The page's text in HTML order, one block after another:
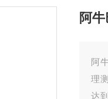
阿
阿
理
达